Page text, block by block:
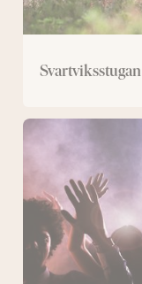
Svartviksstugan
Dansbanan